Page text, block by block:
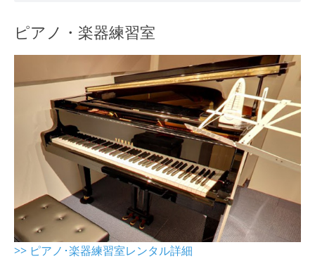
ピアノ・楽器練習室
>> ピアノ･楽器練習室レンタル詳細